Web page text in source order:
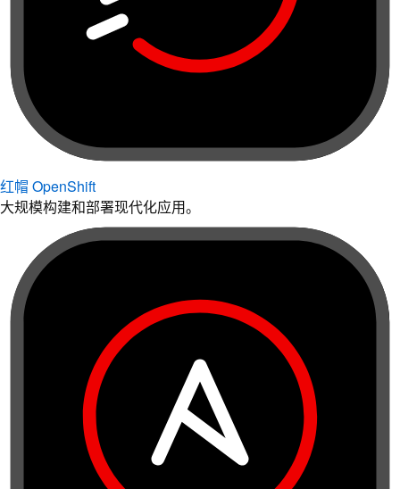
红帽 OpenShift
大规模构建和部署现代化应用。